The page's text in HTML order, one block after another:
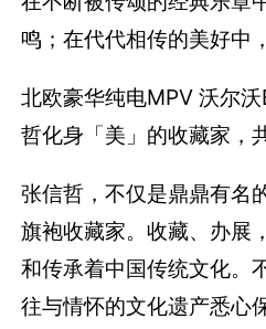
鸣；在代代相传的美好中
北欧豪华纯电MPV 沃尔
哲化身「美」的收藏家，
张信哲，不仅是鼎鼎有名
旗袍收藏家。收藏、办展
和传承着中国传统文化。
往与情怀的文化遗产悉心